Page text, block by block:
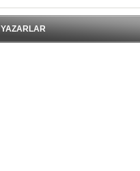
YAZARLAR